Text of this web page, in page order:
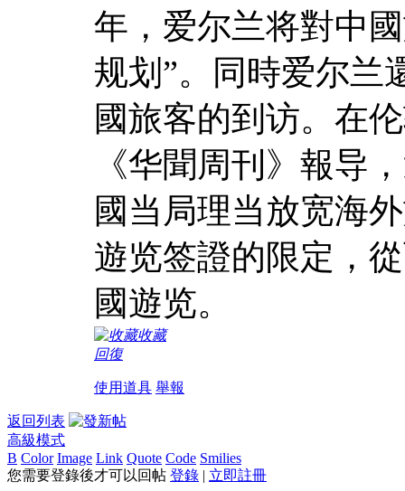
年，爱尔兰将對中
规划”。同時爱尔兰
國旅客的到访。在
《华聞周刊》報导
國当局理当放宽海
遊览签證的限定，
國遊览。
收藏
回復
使用道具 舉報
返回列表
高級模式
B Color Image Link Quote Code Smilies
您需要登錄後才可以回帖 登錄 | 立即註冊